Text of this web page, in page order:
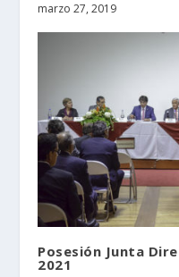
marzo 27, 2019
Posesión Junta
2021